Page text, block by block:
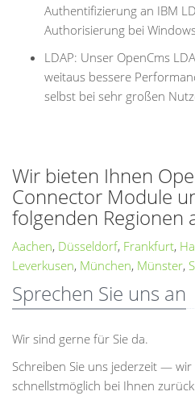
Authentifizierung an IBM
Authorisierung bei
LDAP: Unser OpenCms
weitaus bessere
selbst bei sehr großen
Wir bieten Ihnen
Connector Module
folgenden Regionen
Aachen, Düsseldorf, Frankfurt,
Leverkusen, München, Münster,
Sprechen Sie uns an
Wir sind gerne für Sie da.
Schreiben Sie uns jederzeit —
schnellstmöglich bei Ihnen